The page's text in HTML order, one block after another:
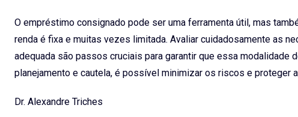
O empréstimo consignado pode ser uma ferramenta útil, mas
renda é fixa e muitas vezes limitada. Avaliar cuidadosamente as
adequada são passos cruciais para garantir que essa
planejamento e cautela, é possível minimizar os riscos e proteger
Dr. Alexandre Triches